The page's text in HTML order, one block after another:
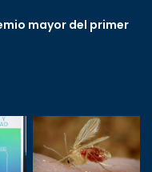
mayor del primer